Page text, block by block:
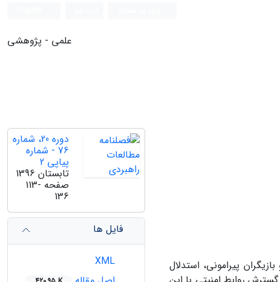
علمی - پژوهشی
پیرامونی، استدلال
دوره 20، شماره
76 - شماره
پیاپی 2
تابستان 1396
صفحه 113-
136
فایل ها